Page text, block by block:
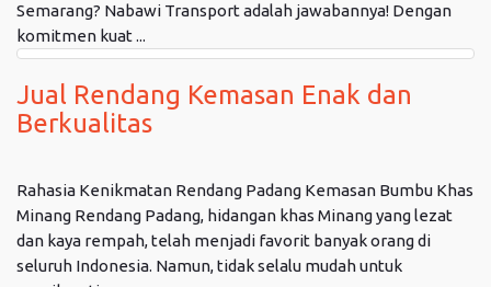
Semarang? Nabawi Transport adalah jawabannya! Dengan
komitmen kuat ...
Jual Rendang Kemasan Enak dan
Berkualitas
Rahasia Kenikmatan Rendang Padang Kemasan Bumbu Khas
Minang Rendang Padang, hidangan khas Minang yang lezat
dan kaya rempah, telah menjadi favorit banyak orang di
seluruh Indonesia. Namun, tidak selalu mudah untuk